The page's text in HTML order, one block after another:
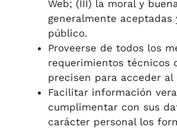
Web; (III) la moral y
generalmente aceptadas
público.
Proveerse de todos los
requerimientos técnicos
precisen para acceder al
Facilitar información
cumplimentar con sus
carácter personal los